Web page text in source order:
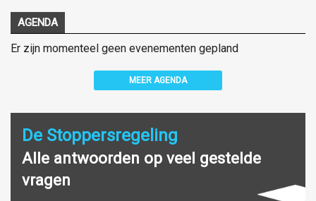
AGENDA
Er zijn momenteel geen evenementen gepland
MEER AGENDA
De Stoppersregeling
Alle antwoorden op veel gestelde
vragen